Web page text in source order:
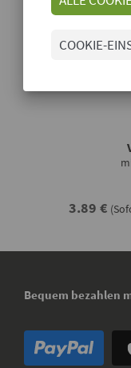
3.89 €
Bequem bezahlen
COOKIE-